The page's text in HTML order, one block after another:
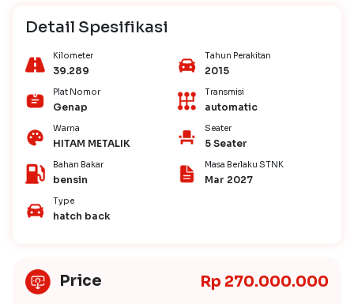
Detail Spesifikasi
Kilometer
39.289
Tahun Perakitan
2015
Plat Nomor
Genap
Transmisi
automatic
Warna
HITAM METALIK
Seater
5 Seater
Bahan Bakar
bensin
Masa Berlaku STNK
Mar 2027
Type
hatch back
Price Rp 270.000.000